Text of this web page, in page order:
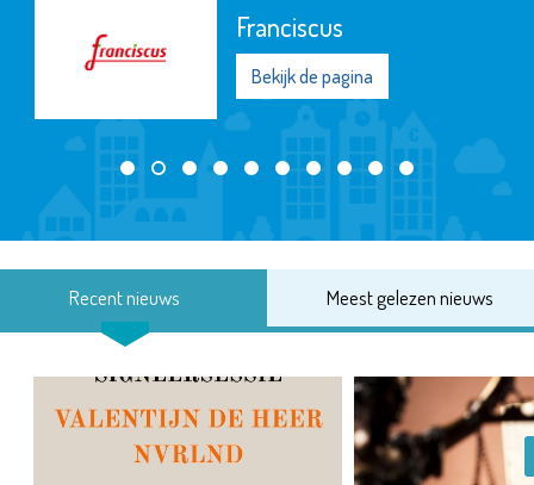
Franciscus
Bekijk de pagina
Recent nieuws Meest gelezen nieuws